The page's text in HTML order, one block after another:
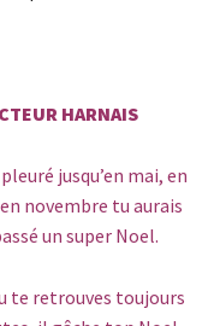
HARNAIS
jusqu’en mai, en
novembre tu aurais
un super Noel.
te retrouves toujours